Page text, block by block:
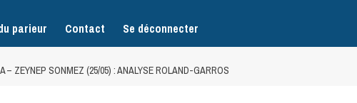
parieur Contact Se déconnecter
– ZEYNEP SONMEZ (25/05) : ANALYSE ROLAND-GARROS